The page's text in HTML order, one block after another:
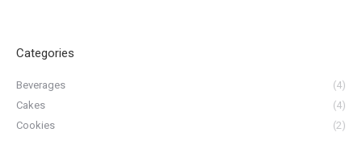
Categories
Beverages
(4)
Cakes
(4)
Cookies
(2)